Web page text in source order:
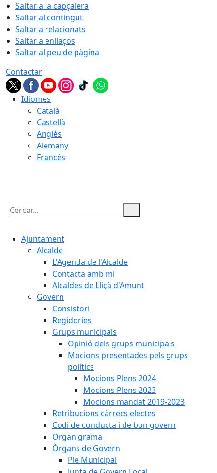
Saltar a la capçalera
Saltar al contingut
Saltar a relacionats
Saltar a enllaços
Saltar al peu de pàgina
Contactar
Idiomes
Català
Castellà
Anglès
Alemany
Francès
Cercar:
Ajuntament
Alcalde
L'Agenda de l'Alcalde
Contacta amb mi
Alcaldes de Lliçà d'Amunt
Govern
Consistori
Regidories
Grups municipals
Opinió dels grups municipals
Mocions presentades pels grups
polítics
Mocions Plens 2024
Mocions Plens 2023
Mocions mandat 2019-2023
Retribucions càrrecs electes
Codi de conducta i de bon govern
Organigrama
Òrgans de Govern
Ple Municipal